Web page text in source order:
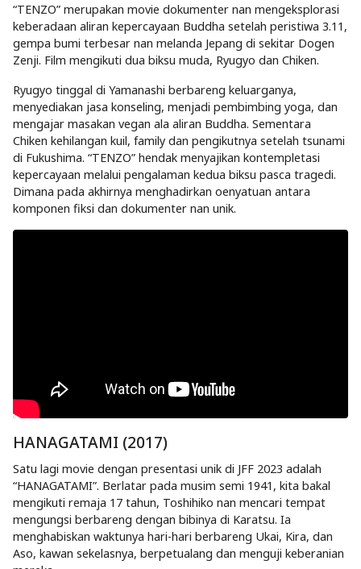
“TENZO” merupakan movie dokumenter nan mengeksplorasi
keberadaan aliran kepercayaan Buddha setelah peristiwa 3.11,
gempa bumi terbesar nan melanda Jepang di sekitar Dogen
Zenji. Film mengikuti dua biksu muda, Ryugyo dan Chiken.
Ryugyo tinggal di Yamanashi berbareng keluarganya,
menyediakan jasa konseling, menjadi pembimbing yoga, dan
mengajar masakan vegan ala aliran Buddha. Sementara
Chiken kehilangan kuil, family dan pengikutnya setelah tsunami
di Fukushima. “TENZO” hendak menyajikan kontempletasi
kepercayaan melalui pengalaman kedua biksu pasca tragedi.
Dimana pada akhirnya menghadirkan oenyatuan antara
komponen fiksi dan dokumenter nan unik.
HANAGATAMI (2017)
Satu lagi movie dengan presentasi unik di JFF 2023 adalah
“HANAGATAMI”. Berlatar pada musim semi 1941, kita bakal
mengikuti remaja 17 tahun, Toshihiko nan mencari tempat
mengungsi berbareng dengan bibinya di Karatsu. Ia
menghabiskan waktunya hari-hari berbareng Ukai, Kira, dan
Aso, kawan sekelasnya, berpetualang dan menguji keberanian